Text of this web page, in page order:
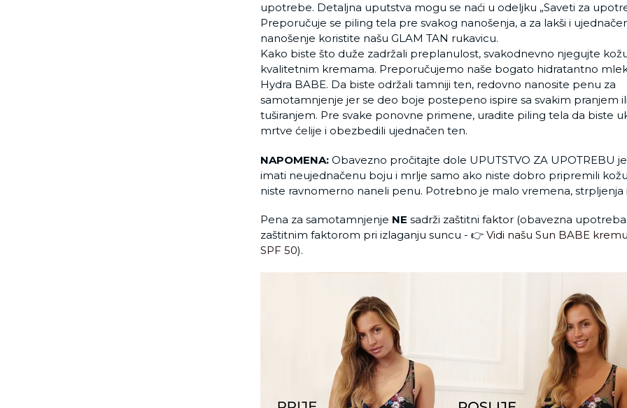
upotrebe. Detaljna uputstva mogu se naći u odeljku „Saveti za
Preporučuje se piling tela pre svakog nanošenja, a za lakši i
nanošenje koristite našu GLAM TAN rukavicu.
Kako biste što duže zadržali preplanulost, svakodnevno njegujte
kvalitetnim kremama. Preporučujemo naše bogato hidratantno
Hydra BABE. Da biste održali tamniji ten, redovno nanosite penu za
samotamnjenje jer se deo boje postepeno ispire sa svakim pranjem ili
tuširanjem. Pre svake ponovne primene, uradite piling tela da biste
mrtve ćelije i obezbedili ujednačen ten.
NAPOMENA: Obavezno pročitajte dole UPUTSTVO ZA UPOTREBU
imati neujednačenu boju i mrlje samo ako niste dobro pripremili
niste ravnomerno naneli penu. Potrebno je malo vremena, strpljenja
Pena za samotamnjenje NE sadrži zaštitni faktor (obavezna
zaštitnim faktorom pri izlaganju suncu - 👉 Vidi našu Sun BABE
SPF 50).